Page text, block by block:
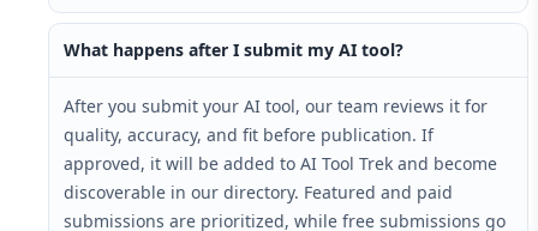
What happens after I submit my AI tool?
After you submit your AI tool, our team reviews it for
quality, accuracy, and fit before publication. If
approved, it will be added to AI Tool Trek and become
discoverable in our directory. Featured and paid
submissions are prioritized, while free submissions go